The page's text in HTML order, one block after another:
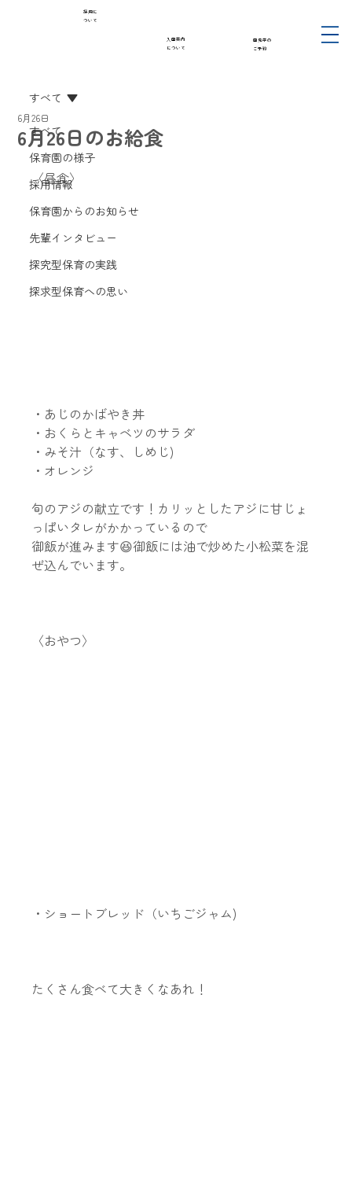
入園案内
について
採用に
ついて
園見学の
ご予約
すべて
保育園の様子
採用情報
保育園からのお知らせ
先輩インタビュー
探究型保育の実践
探求型保育への思い
すべて
6月26日のお給食
6月26日
〈昼食〉
・あじのかばやき丼
・おくらとキャベツのサラダ
・みそ汁（なす、しめじ)
・オレンジ
旬のアジの献立です！カリッとしたアジに甘じょ
っぱいタレがかかっているので
御飯が進みます😆御飯には油で炒めた小松菜を混
ぜ込んでいます。
〈おやつ〉
・ショートブレッド（いちごジャム)
たくさん食べて大きくなあれ！